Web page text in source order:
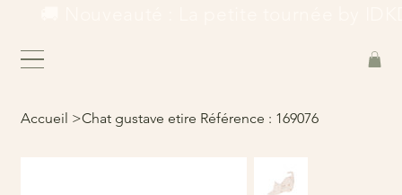
Accueil >Chat gustave etire Référence : 169076